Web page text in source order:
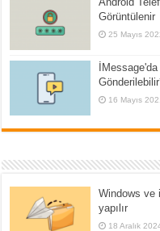
Görüntülenir
25 Mayıs
16 Mayıs
Windows ve
yapılır
18 Aralık